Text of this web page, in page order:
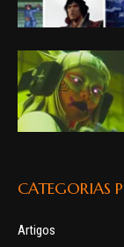
CATEGORIAS
Artigos